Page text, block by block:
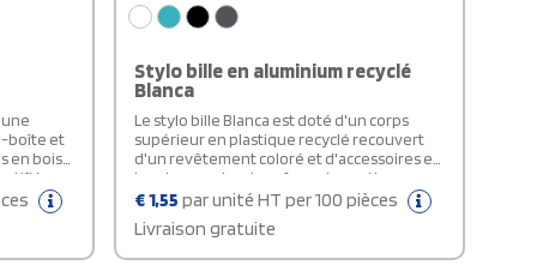
boîte et
en bois
de
Stylo bille en aluminium recyclé
Blanca
Le stylo bille Blanca est doté d'un corps
supérieur en plastique recyclé recouvert
d'un revêtement coloré et d'accessoires en
bambou sur les deux faces. La partie
inférieure du corps est en aluminium
recyclé et présente un revêtement coloré.
Couleur d’encre : Noire. Longueur
d'écriture : 400 mètres. Taille de la pointe :
€1,55 par unité HT per 100 pièces
Livraison gratuite